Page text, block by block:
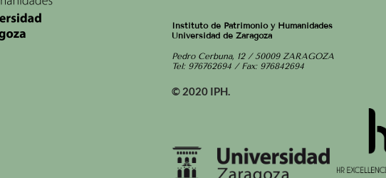
Instituto de Patrimonio y Humanidades
Universidad de Zaragoza
Pedro Cerbuna, 12 / 50009 ZARAGOZA
Tel: 976762694 / Fax: 976842694
© 2020 IPH.